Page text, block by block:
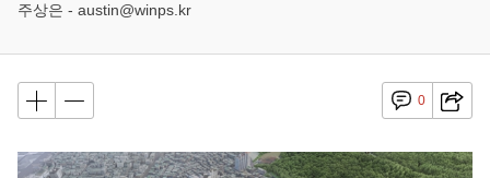
주상은 - austin@winps.kr
0